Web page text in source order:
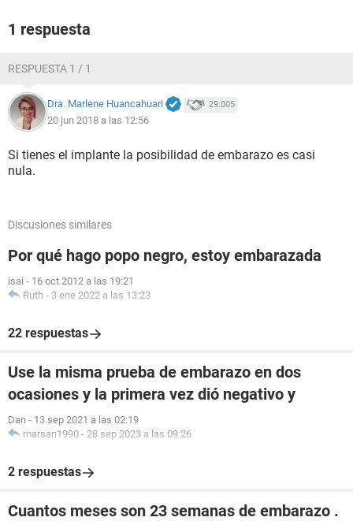
1 respuesta
RESPUESTA 1 / 1
Dra. Marlene Huancahuari 29.005
20 jun 2018 a las 12:56
Si tienes el implante la posibilidad de embarazo es casi
nula.
Discusiones similares
Por qué hago popo negro, estoy embarazada
isai - 16 oct 2012 a las 19:21
Ruth - 3 ene 2022 a las 13:23
22 respuestas
Use la misma prueba de embarazo en dos
ocasiones y la primera vez dió negativo y
Dan - 13 sep 2021 a las 02:19
marsan1990 - 28 sep 2023 a las 09:26
2 respuestas
Cuantos meses son 23 semanas de embarazo .